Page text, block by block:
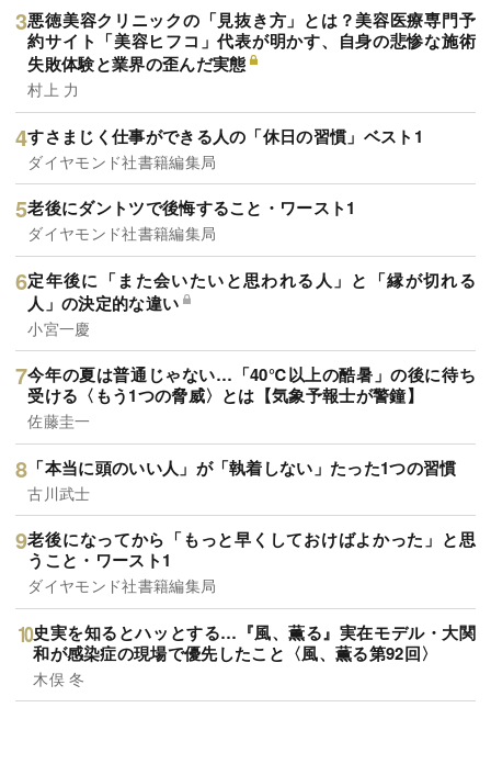
悪徳美容クリニックの「見抜き方」とは？美容医療専門予
約サイト「美容ヒフコ」代表が明かす、自身の悲惨な施術
失敗体験と業界の歪んだ実態
村上 力
すさまじく仕事ができる人の「休日の習慣」ベスト1
ダイヤモンド社書籍編集局
老後にダントツで後悔すること・ワースト1
ダイヤモンド社書籍編集局
定年後に「また会いたいと思われる人」と「縁が切れる
人」の決定的な違い
小宮一慶
今年の夏は普通じゃない…「40℃以上の酷暑」の後に待ち
受ける〈もう1つの脅威〉とは【気象予報士が警鐘】
佐藤圭一
「本当に頭のいい人」が「執着しない」たった1つの習慣
古川武士
老後になってから「もっと早くしておけばよかった」と思
うこと・ワースト1
ダイヤモンド社書籍編集局
史実を知るとハッとする…『風、薫る』実在モデル・大関
和が感染症の現場で優先したこと〈風、薫る第92回〉
木俣 冬